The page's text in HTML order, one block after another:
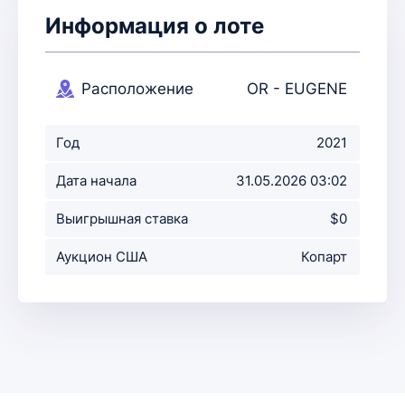
Информация о лоте
Расположение
OR - EUGENE
Год 2021
Дата начала
аукциона
31.05.2026 03:02
Выигрышная ставка $0
Аукцион США Копарт